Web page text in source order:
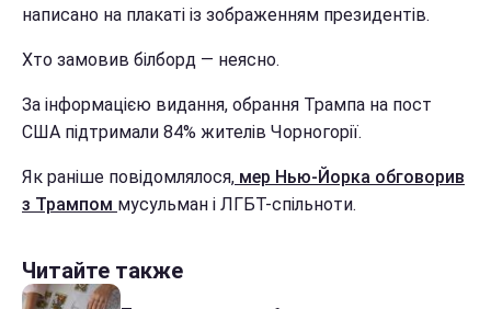
написано на плакаті із зображенням президентів.
Хто замовив білборд — неясно.
За інформацією видання, обрання Трампа на пост
США підтримали 84% жителів Чорногорії.
Як раніше повідомлялося, мер Нью-Йорка обговорив
з Трампом мусульман і ЛГБТ-спільноти.
Читайте также